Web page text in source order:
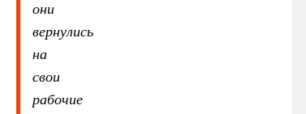
они
вернулись
на
свои
рабочие